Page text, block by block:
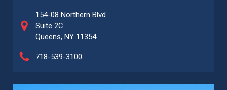
154-08 Northern Blvd
Suite 2C
Queens, NY 11354
718-539-3100